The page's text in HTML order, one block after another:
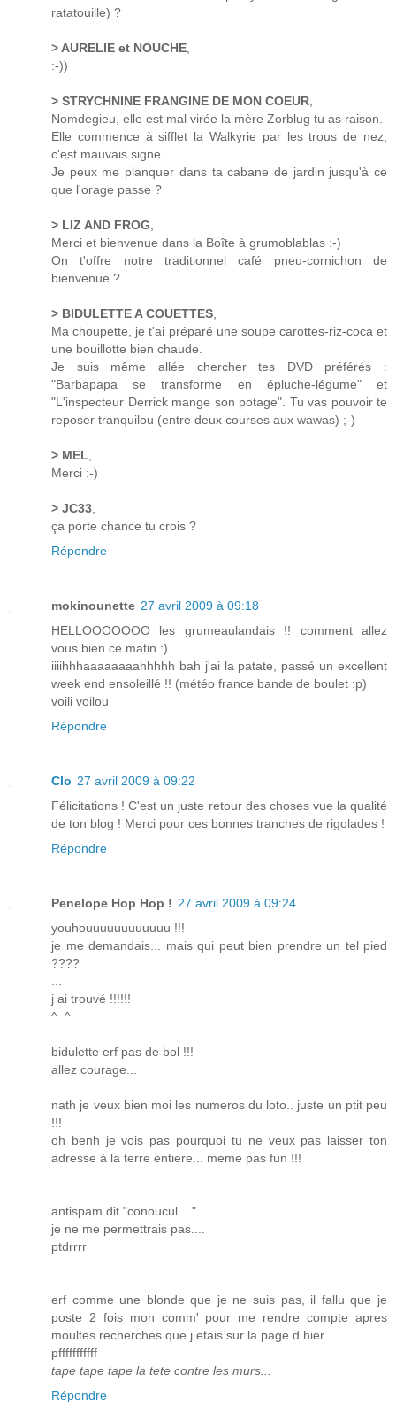
ratatouille) ?
> AURELIE et NOUCHE,
:-))
> STRYCHNINE FRANGINE DE MON COEUR,
Nomdegieu, elle est mal virée la mère Zorblug tu as raison.
Elle commence à sifflet la Walkyrie par les trous de nez,
c'est mauvais signe.
Je peux me planquer dans ta cabane de jardin jusqu'à ce
que l'orage passe ?
> LIZ AND FROG,
Merci et bienvenue dans la Boîte à grumoblablas :-)
On t'offre notre traditionnel café pneu-cornichon de
bienvenue ?
> BIDULETTE A COUETTES,
Ma choupette, je t'ai préparé une soupe carottes-riz-coca et
une bouillotte bien chaude.
Je suis même allée chercher tes DVD préférés :
"Barbapapa se transforme en épluche-légume" et
"L'inspecteur Derrick mange son potage". Tu vas pouvoir te
reposer tranquilou (entre deux courses aux wawas) ;-)
> MEL,
Merci :-)
> JC33,
ça porte chance tu crois ?
Répondre
mokinounette 27 avril 2009 à 09:18
HELLOOOOOOO les grumeaulandais !! comment allez
vous bien ce matin :)
iiiihhhaaaaaaaahhhhh bah j'ai la patate, passé un excellent
week end ensoleillé !! (météo france bande de boulet :p)
voili voilou
Répondre
Clo 27 avril 2009 à 09:22
Félicitations ! C'est un juste retour des choses vue la qualité
de ton blog ! Merci pour ces bonnes tranches de rigolades !
Répondre
Penelope Hop Hop ! 27 avril 2009 à 09:24
youhouuuuuuuuuuuu !!!
je me demandais... mais qui peut bien prendre un tel pied
????
...
j ai trouvé !!!!!!
^_^
bidulette erf pas de bol !!!
allez courage...
nath je veux bien moi les numeros du loto.. juste un ptit peu
!!!
oh benh je vois pas pourquoi tu ne veux pas laisser ton
adresse à la terre entiere... meme pas fun !!!
antispam dit "conoucul... "
je ne me permettrais pas....
ptdrrrr
erf comme une blonde que je ne suis pas, il fallu que je
poste 2 fois mon comm' pour me rendre compte apres
moultes recherches que j etais sur la page d hier...
pfffffffffff
tape tape tape la tete contre les murs...
Répondre